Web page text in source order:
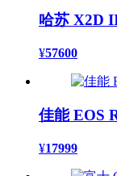
哈苏 X2D
¥57600
佳能 EOS
¥17999